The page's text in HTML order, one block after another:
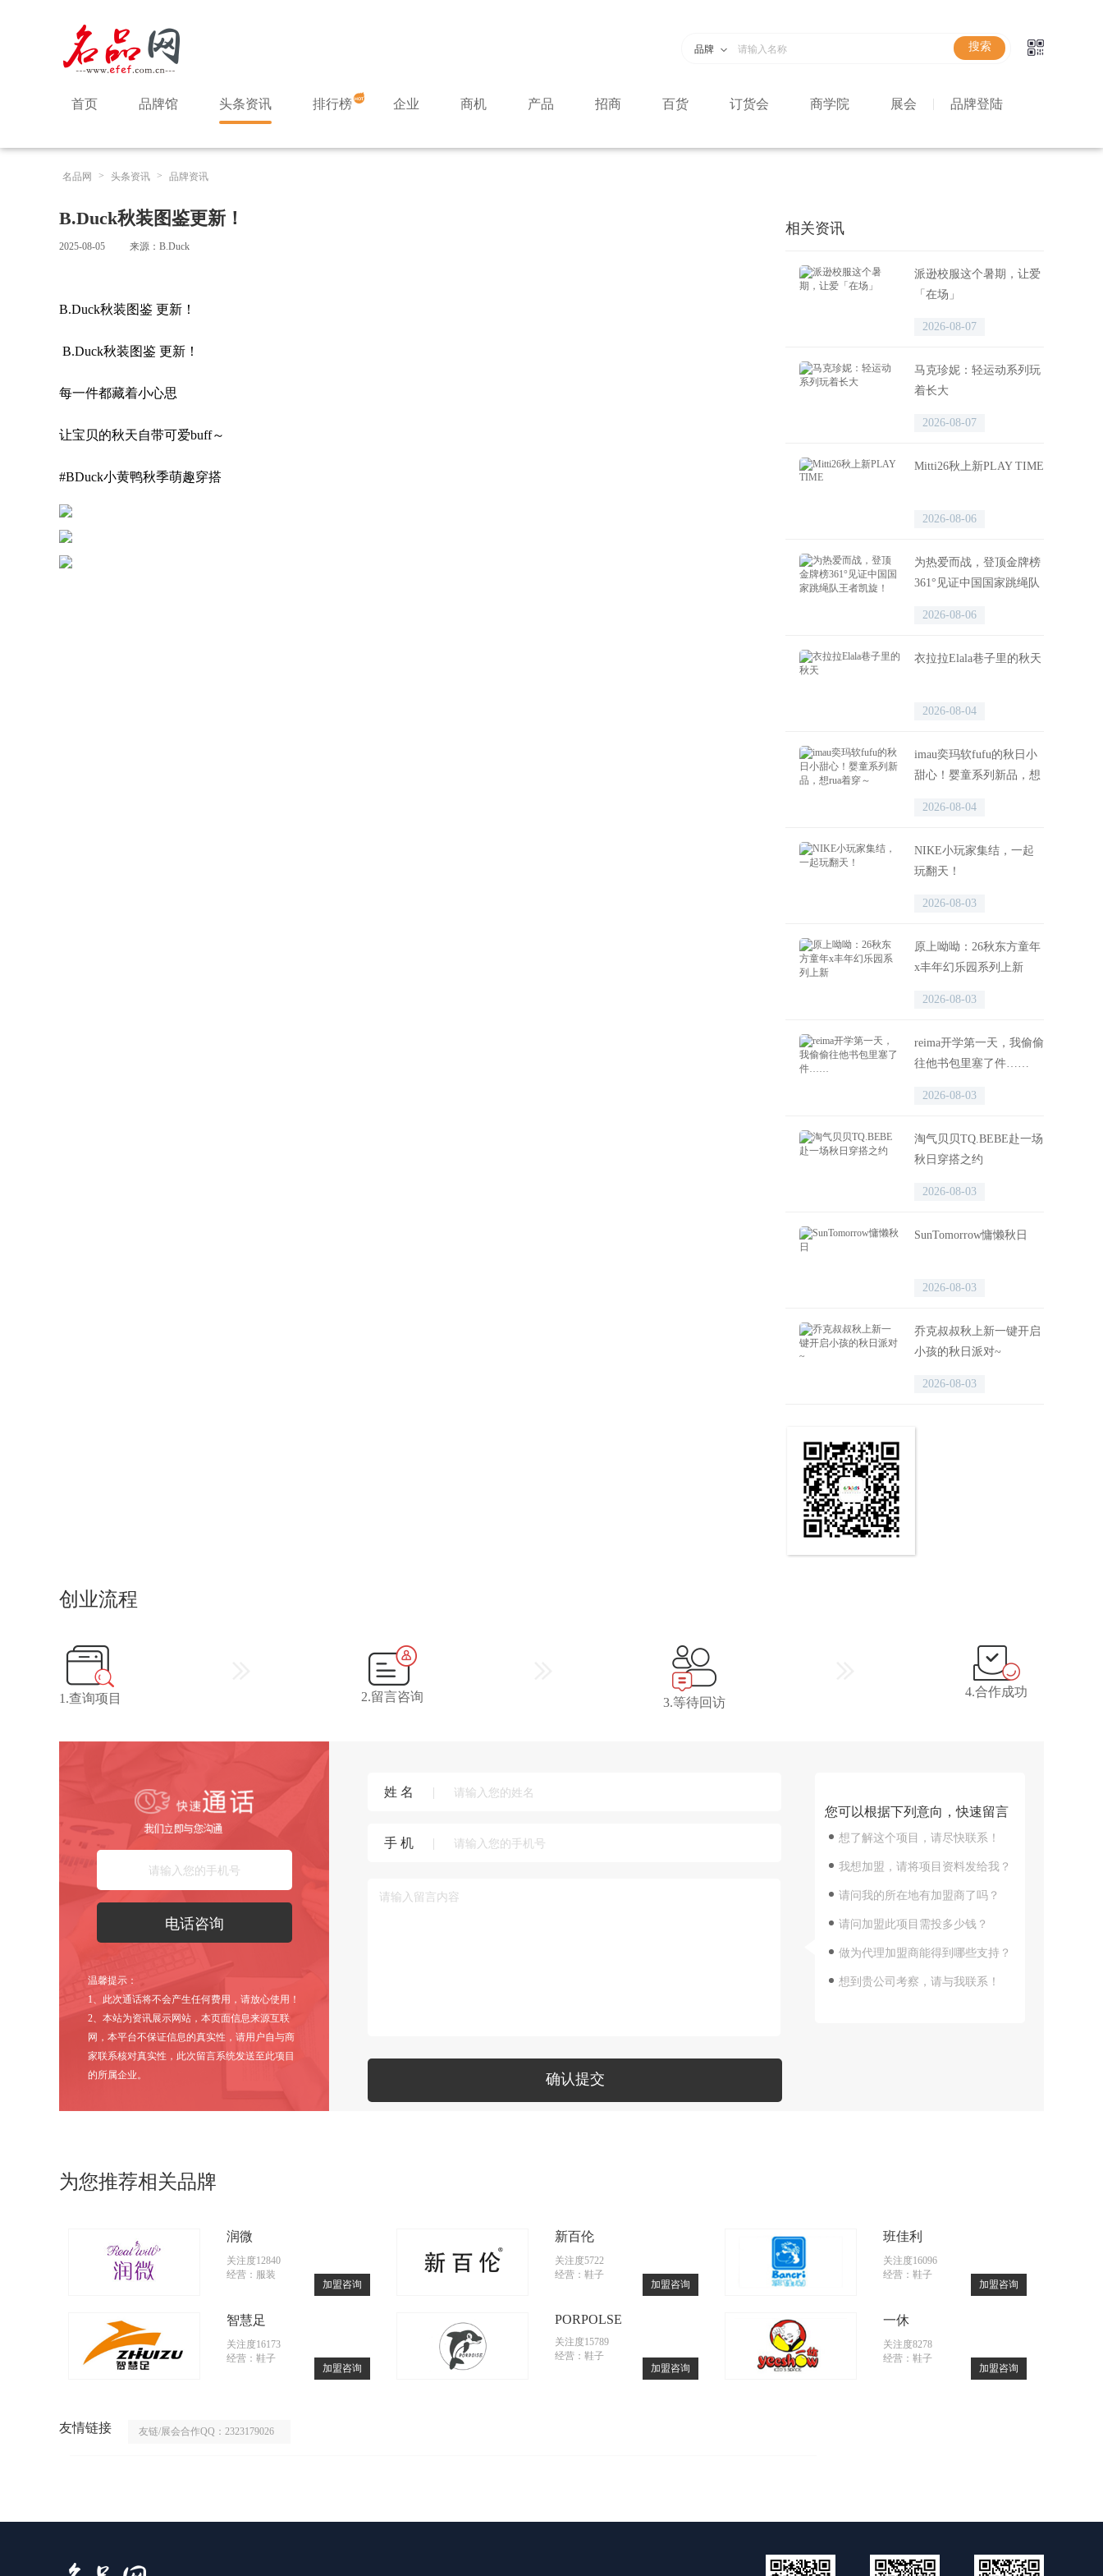
品牌
首页 品牌馆 头条资讯 排行榜 企业 商机 产品 招商 百货 订货会 商学院 展会 品牌登陆
名品网 > 头条资讯 > 品牌资讯
B.Duck秋装图鉴更新！
2025-08-05 来源：B.Duck
B.Duck秋装图鉴 更新！
B.Duck秋装图鉴 更新！
每一件都藏着小心思
让宝贝的秋天自带可爱buff～
#BDuck小黄鸭秋季萌趣穿搭
相关资讯
派逊校服这个暑期，让爱
「在场」
2026-08-07
马克珍妮：轻运动系列玩
着长大
2026-08-07
Mitti26秋上新PLAY TIME
2026-08-06
为热爱而战，登顶金牌榜
361°见证中国国家跳绳队
2026-08-06
衣拉拉Elala巷子里的秋天
2026-08-04
imau奕玛软fufu的秋日小
甜心！婴童系列新品，想
2026-08-04
NIKE小玩家集结，一起
玩翻天！
2026-08-03
原上呦呦：26秋东方童年
x丰年幻乐园系列上新
2026-08-03
reima开学第一天，我偷偷
往他书包里塞了件……
2026-08-03
淘气贝贝TQ.BEBE赴一场
秋日穿搭之约
2026-08-03
SunTomorrow慵懒秋日
2026-08-03
乔克叔叔秋上新一键开启
小孩的秋日派对~
2026-08-03
创业流程
1.查询项目 2.留言咨询 3.等待回访
4.合作成功
温馨提示：
1、此次通话将不会产生任何费用，请放心使用！
2、本站为资讯展示网站，本页面信息来源互联
网，本平台不保证信息的真实性，请用户自与商
家联系核对真实性，此次留言系统发送至此项目
的所属企业。
姓 名 |
手 机 |
您可以根据下列意向，快速留言
想了解这个项目，请尽快联系！
我想加盟，请将项目资料发给我？
请问我的所在地有加盟商了吗？
请问加盟此项目需投多少钱？
做为代理加盟商能得到哪些支持？
想到贵公司考察，请与我联系！
为您推荐相关品牌
润微
关注度12840
经营：服装
加盟咨询
新百伦
关注度5722
经营：鞋子
加盟咨询
班佳利
关注度16096
经营：鞋子
加盟咨询
智慧足
关注度16173
经营：鞋子
加盟咨询
PORPOLSE
关注度15789
经营：鞋子
加盟咨询
一休
关注度8278
经营：鞋子
加盟咨询
友情链接 友链/展会合作QQ：2323179026